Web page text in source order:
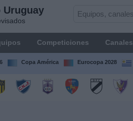
Competiciones Canales
Copa América Eurocopa 2028